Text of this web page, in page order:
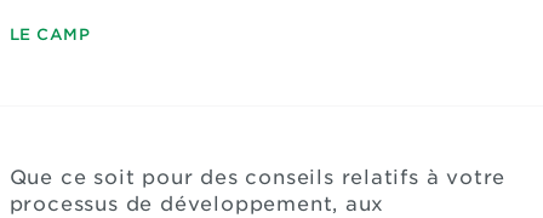
LE CAMP
Que ce soit pour des conseils relatifs à votre
processus de développement, aux